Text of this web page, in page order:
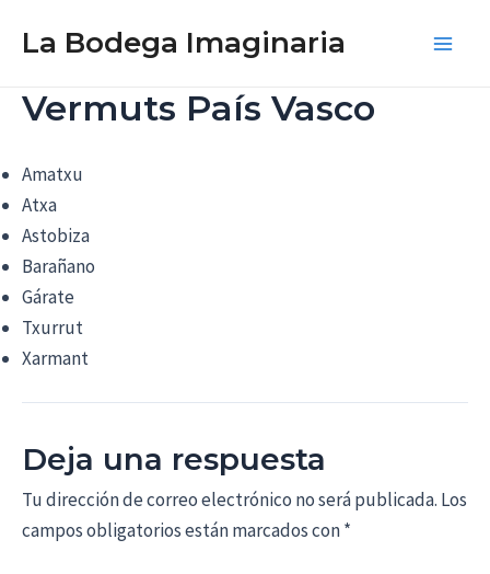
La Bodega Imaginaria
Vermuts País Vasco
Amatxu
Atxa
Astobiza
Barañano
Gárate
Txurrut
Xarmant
Deja una respuesta
Tu dirección de correo electrónico no será publicada. Los
campos obligatorios están marcados con*